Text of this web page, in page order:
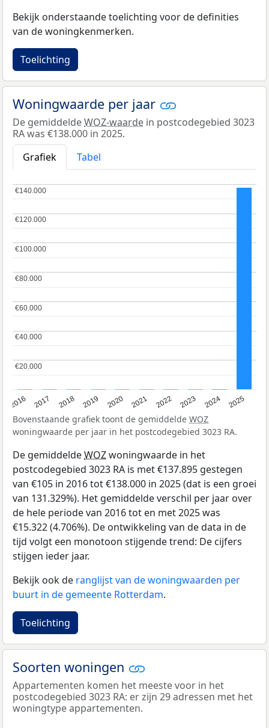
Bekijk onderstaande toelichting voor de definities
van de woningkenmerken.
Toelichting
Woningwaarde per jaar
De gemiddeldeWOZ-waarde in postcodegebied 3023
RA was €138.000 in 2025.
Grafiek
Tabel
2016 2017 2018 2019 2020 2021 2022 2023 2024 2025
€20.000
€20.000
€40.000
€40.000
€60.000
€60.000
€80.000
€80.000
€100.000
€100.000
€120.000
€120.000
€140.000
€140.000
Bovenstaande grafiek toont de gemiddelde WOZ
woningwaarde per jaar in het postcodegebied 3023 RA.
De gemiddeldeWOZwoningwaarde in het
postcodegebied 3023 RA is met €137.895 gestegen
van €105 in 2016 tot €138.000 in 2025 (dat is een groei
van 131.329%). Het gemiddelde verschil per jaar over
de hele periode van 2016 tot en met 2025 was
€15.322 (4.706%). De ontwikkeling van de data in de
tijd volgt een monotoon stijgende trend: De cijfers
stijgen ieder jaar.
Bekijk ook de ranglijst van de woningwaarden per
buurt in de gemeente Rotterdam.
Toelichting
Soorten woningen
Appartementen komen het meeste voor in het
postcodegebied 3023 RA: er zijn 29 adressen met het
woningtype appartementen.